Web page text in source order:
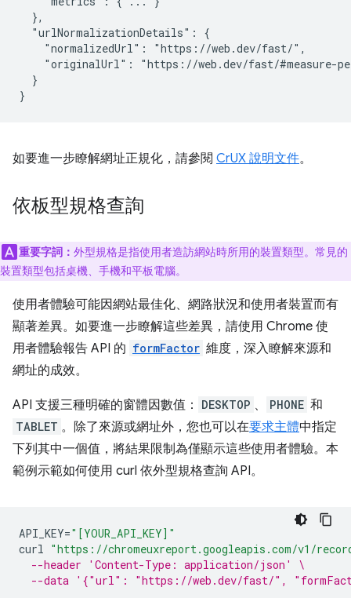
  },
  "urlNormalizationDetails": {
    "normalizedUrl": "https://web.dev/fast/",
"originalUrl": "https://web.dev/fast/#measure-
  }
如要進一步瞭解網址正規化，請參閱 CrUX 說明文件。
依板型規格查詢
重要字詞： 外型規格是指使用者造訪網站時所用的裝置類型。常見的
裝置類型包括桌機、手機和平板電腦。
使用者體驗可能因網站最佳化、網路狀況和使用者裝置而有
顯著差異。如要進一步瞭解這些差異，請使用 Chrome 使
用者體驗報告 API 的 formFactor 維度，深入瞭解來源和
網址的成效。
API 支援三種明確的窗體因數值： DESKTOP 、 PHONE 和
TABLET 。除了來源或網址外，您也可以在要求主體中指定
下列其中一個值，將結果限制為僅顯示這些使用者體驗。本
範例示範如何使用 curl 依外型規格查詢 API。
API_KEY="[YOUR_API_KEY]"
curl "https://chromeuxreport.googleapis.com/v1/
--header 'Content-Type: application/json' \
--data '{"url": "https://web.dev/fast/",